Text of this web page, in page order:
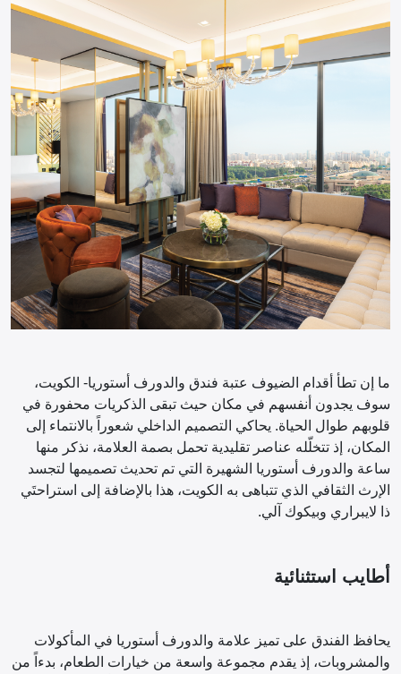
ما إن تطأ أقدام الضيوف عتبة فندق والدورف أستوريا- الكويت،
سوف يجدون أنفسهم في مكان حيث تبقى الذكريات محفورة في
قلوبهم طوال الحياة. يحاكي التصميم الداخلي شعوراً بالانتماء إلى
المكان، إذ تتخلّله عناصر تقليدية تحمل بصمة العلامة، نذكر منها
ساعة والدورف أستوريا الشهيرة التي تم تحديث تصميمها لتجسد
الإرث الثقافي الذي تتباهى به الكويت، هذا بالإضافة إلى استراحتَي
ذا لايبراري وبيكوك آلي.
أطايب استثنائية
يحافظ الفندق على تميز علامة والدورف أستوريا في المأكولات
والمشروبات، إذ يقدم مجموعة واسعة من خيارات الطعام، بدءاً من